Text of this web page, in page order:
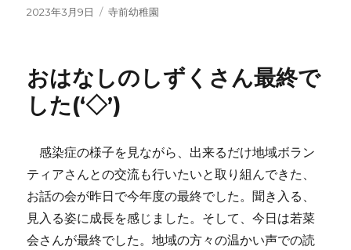
投
2023年3月9日
カ
寺前幼稚園
おはなしのしずくさん最終で
した(‘◇’)ゞ
感染症の様子を見ながら、出来るだけ地域ボラン
ティアさんとの交流も行いたいと取り組んできた、
お話の会が昨日で今年度の最終でした。聞き入る、
見入る姿に成長を感じました。そして、今日は若菜
会さんが最終でした。地域の方々の温かい声での読